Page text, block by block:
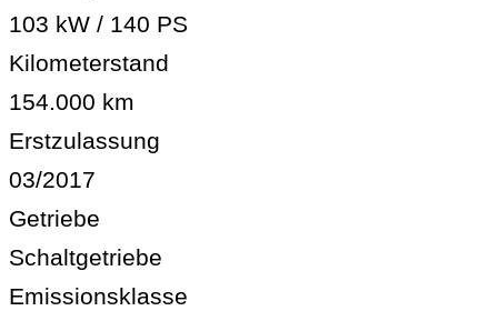
103 kW / 140 PS
Kilometerstand
154.000 km
Erstzulassung
03/2017
Getriebe
Schaltgetriebe
Emissionsklasse